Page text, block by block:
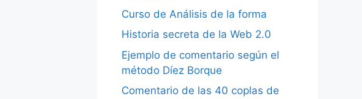
Curso de Análisis de la forma
Historia secreta de la Web 2.0
Ejemplo de comentario según el
método Díez Borque
Comentario de las 40 coplas de